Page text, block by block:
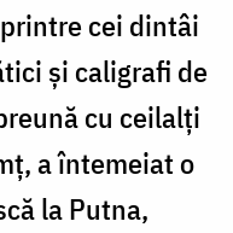
cei dintâi
şi caligrafi de
cu ceilalţi
a întemeiat o
la Putna,